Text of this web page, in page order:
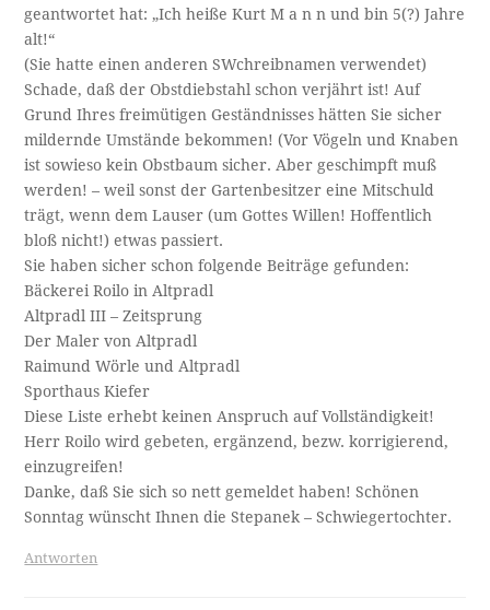
geantwortet hat: „Ich heiße Kurt M a n n und bin 5(?) Jahre
alt!“
(Sie hatte einen anderen SWchreibnamen verwendet)
Schade, daß der Obstdiebstahl schon verjährt ist! Auf
Grund Ihres freimütigen Geständnisses hätten Sie sicher
mildernde Umstände bekommen! (Vor Vögeln und Knaben
ist sowieso kein Obstbaum sicher. Aber geschimpft muß
werden! – weil sonst der Gartenbesitzer eine Mitschuld
trägt, wenn dem Lauser (um Gottes Willen! Hoffentlich
bloß nicht!) etwas passiert.
Sie haben sicher schon folgende Beiträge gefunden:
Bäckerei Roilo in Altpradl
Altpradl III – Zeitsprung
Der Maler von Altpradl
Raimund Wörle und Altpradl
Sporthaus Kiefer
Diese Liste erhebt keinen Anspruch auf Vollständigkeit!
Herr Roilo wird gebeten, ergänzend, bezw. korrigierend,
einzugreifen!
Danke, daß Sie sich so nett gemeldet haben! Schönen
Sonntag wünscht Ihnen die Stepanek – Schwiegertochter.
Antworten